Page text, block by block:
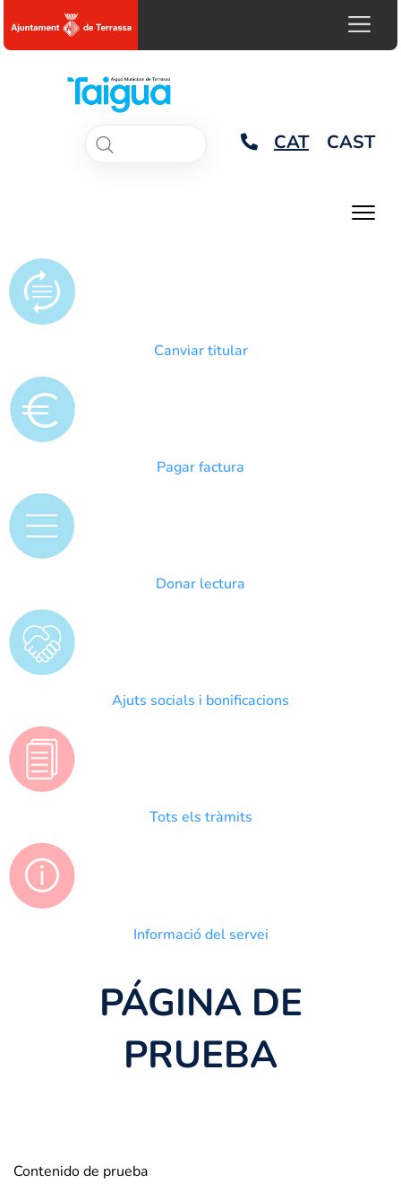
CAT CAST
Canviar titular
Pagar factura
Donar lectura
Ajuts socials i bonificacions
Tots els tràmits
Informació del servei
PÁGINA DE
PRUEBA
Contenido de prueba